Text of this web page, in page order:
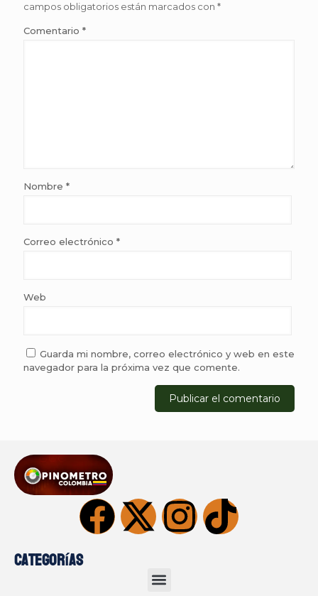
campos obligatorios están marcados con *
Comentario *
Nombre *
Correo electrónico *
Web
Guarda mi nombre, correo electrónico y web en este
navegador para la próxima vez que comente.
Categorías